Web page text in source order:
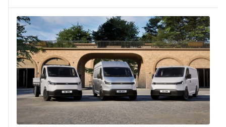
Duitsland. De editie 2026 leverde 155.000 euro op voor
diverse goede doelen.